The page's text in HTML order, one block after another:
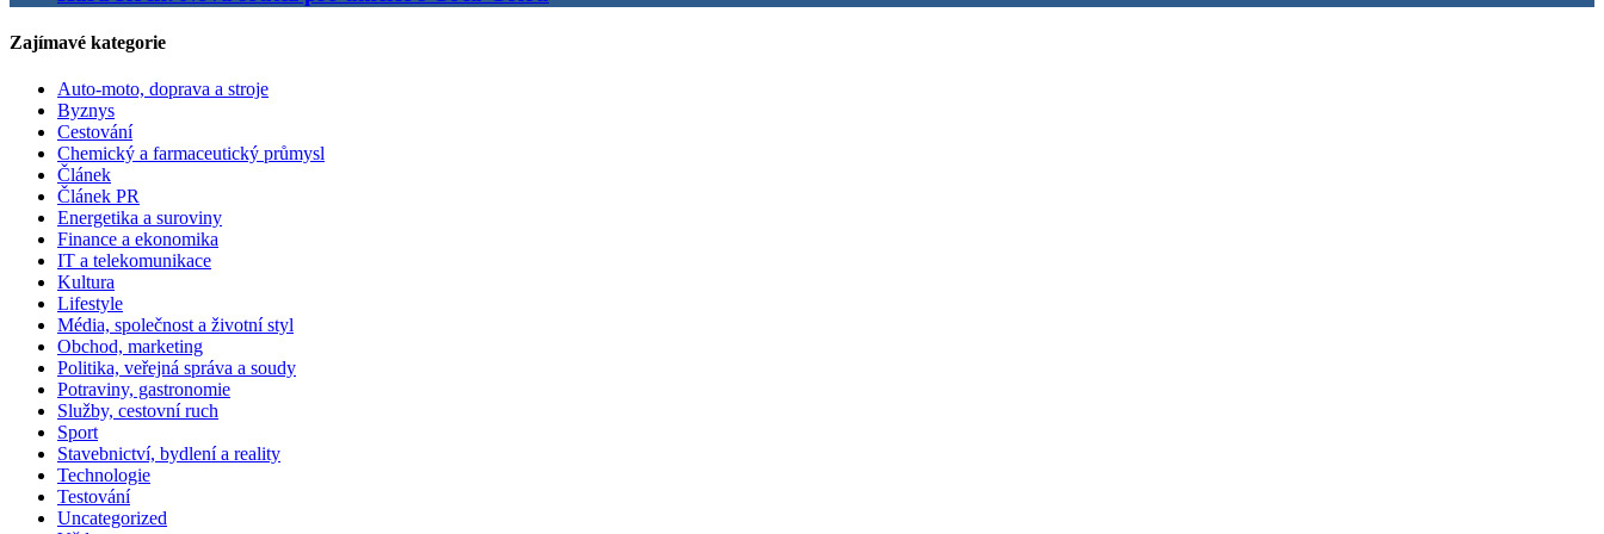
Zajímavé kategorie
Auto-moto, doprava a stroje
Byznys
Cestování
Chemický a farmaceutický průmysl
Článek
Článek PR
Energetika a suroviny
Finance a ekonomika
IT a telekomunikace
Kultura
Lifestyle
Média, společnost a životní styl
Obchod, marketing
Politika, veřejná správa a soudy
Potraviny, gastronomie
Služby, cestovní ruch
Sport
Stavebnictví, bydlení a reality
Technologie
Testování
Uncategorized